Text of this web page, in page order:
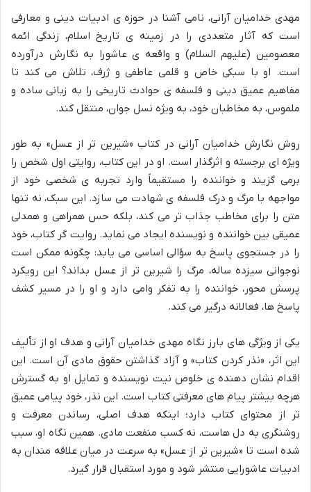
مهدی خدامیان آرانی، نامی آشنا در حوزه ی ادبیات دینی و معارفی
است که آثار متعددی را در زمینه ی تاریخ اسلام، زندگی ائمه
معصومین (علیهم السلام) و واقعه ی عاشورا به نگارش درآورده
است. او با سبکی خاص و قلمی عاطفی و ژرف، تلاش می کند تا
مفاهیم عمیق دینی و فلسفه ی حوادث تاریخی را به زبانی ساده و
ملموس، به مخاطبان خود، به ویژه نسل جوان، منتقل کند.
روش نگارش خدامیان آرانی در کتاب «شیرین تر از عسل» به طور
ویژه ای برجسته و اثرگذار است. او در این کتاب، روایتی اول شخص را
برمی گزیند و خواننده را مستقیماً وارد تجربه ی شخصی خود از
مواجهه با مرگ و درک فلسفه ی شهادت می سازد. این سبک، نه تنها
متن را برای مخاطب جذاب تر می کند، بلکه حس همراهی و همدلی
عمیقی بین خواننده و نویسنده ایجاد می نماید. روایت گر کتاب، خود
را در جستجوی پاسخ به سؤالی اساسی می یابد: چگونه ممکن است
نوجوانی سیزده ساله، مرگ را شیرین تر از عسل بداند؟ این رویکرد
پرسش محور، خواننده را به تفکر وامی دارد و او را در مسیر کشف
پاسخ ها، فعالانه درگیر می کند.
یکی از ویژگی های بارز نگاه مهدی خدامیان آرانی و هدف او از تألیف
این اثر، «نذر کردن کتاب» و آزاد گذاشتن حقوق مادی آن است. این
اقدام نشان دهنده ی خلوص نیت نویسنده و تمایل او به گسترش
هرچه بیشتر پیام های معرفتی کتاب است. این نذر، خود پیامی عمیق
تر از محتوای کتاب دارد؛ اینکه هدف اصلی، رساندن معرفت و
روشنگری به دل هاست، نه کسب منفعت مادی. همین نگاه او، سبب
شده است تا «شیرین تر از عسل» به سرعت در میان علاقه مندان به
ادبیات عاشورایی منتشر شود و مورد استقبال قرار گیرد.